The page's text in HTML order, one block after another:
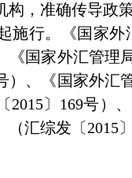
，准确传导政
施行。《国家
《国家外汇管理
）、《国家外汇
2015〕 169号）
（汇综发〔2015〕